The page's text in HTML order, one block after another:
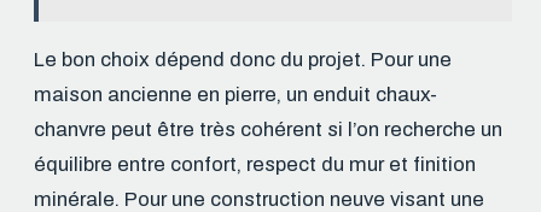
Le bon choix dépend donc du projet. Pour une
maison ancienne en pierre, un enduit chaux-
chanvre peut être très cohérent si l’on recherche un
équilibre entre confort, respect du mur et finition
minérale. Pour une construction neuve visant une